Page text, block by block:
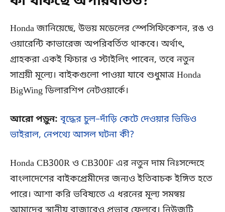
Honda জানিয়েছে, উভয় মডেলের স্পেসিফিকেশন, রঙ ও
ওয়ারেন্টি কাভারেজ অপরিবর্তিত থাকবে। অর্থাৎ,
গ্রাহকরা একই ফিচার ও স্টাইলিং পাবেন, তবে নতুন
সাশ্রয়ী মূল্যে। বাইকগুলো পাওয়া যাবে শুধুমাত্র Honda
BigWing ডিলারশিপ নেটওয়ার্কে।
আরো পড়ুন:বৃদ্ধের চুল–দাঁড়ি কেটে দেওয়ার ভিডিও
ভাইরাল, নেপথ্যে আসল ঘটনা কী?
Honda CB300R ও CB300F এর নতুন দাম নিঃসন্দেহে
বাংলাদেশের বাইকপ্রেমীদের জন্যও ইতিবাচক ইঙ্গিত হতে
পারে। আশা করি ভবিষ্যতে এ ধরনের মূল্য সমন্বয়